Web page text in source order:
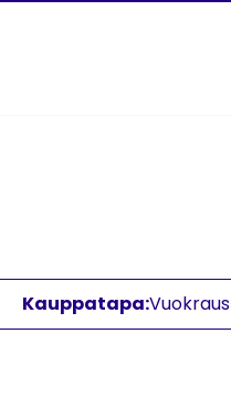
Kauppatapa:Vuokraus